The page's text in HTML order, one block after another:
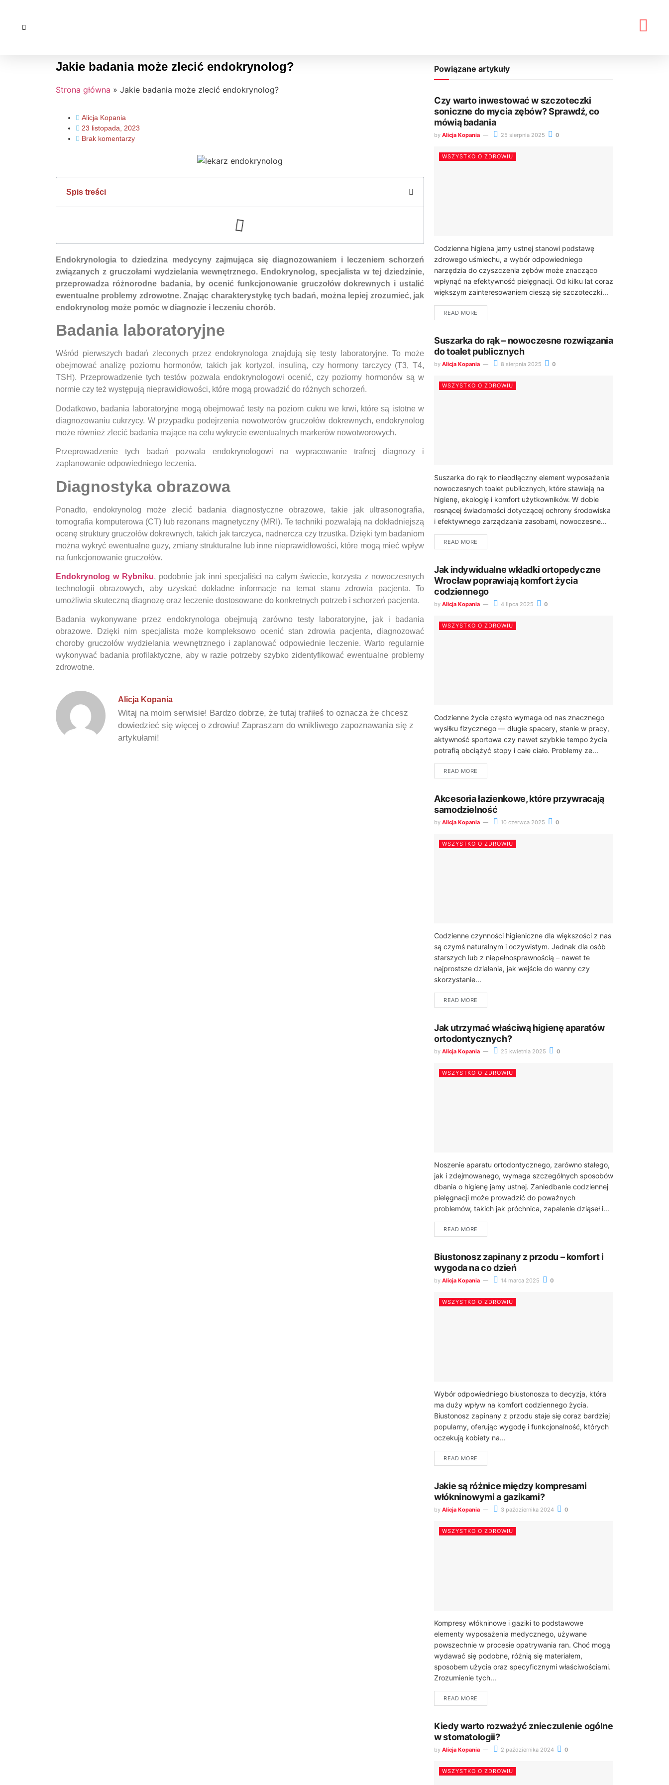
Jakie badania może zlecić endokrynolog?
Strona główna » Jakie badania może zlecić endokrynolog?
Alicja Kopania
23 listopada, 2023
Brak komentarzy
Spis treści
Endokrynologia to dziedzina medycyny zajmująca się diagnozowaniem i leczeniem schorzeń
związanych z gruczołami wydzielania wewnętrznego. Endokrynolog, specjalista w tej dziedzinie,
przeprowadza różnorodne badania, by ocenić funkcjonowanie gruczołów dokrewnych i ustalić
ewentualne problemy zdrowotne. Znając charakterystykę tych badań, można lepiej zrozumieć, jak
endokrynolog może pomóc w diagnozie i leczeniu chorób.
Badania laboratoryjne
Wśród pierwszych badań zleconych przez endokrynologa znajdują się testy laboratoryjne. To może
obejmować analizę poziomu hormonów, takich jak kortyzol, insuliną, czy hormony tarczycy (T3, T4,
TSH). Przeprowadzenie tych testów pozwala endokrynologowi ocenić, czy poziomy hormonów są w
normie czy też występują nieprawidłowości, które mogą prowadzić do różnych schorzeń.
Dodatkowo, badania laboratoryjne mogą obejmować testy na poziom cukru we krwi, które są istotne w
diagnozowaniu cukrzycy. W przypadku podejrzenia nowotworów gruczołów dokrewnych, endokrynolog
może również zlecić badania mające na celu wykrycie ewentualnych markerów nowotworowych.
Przeprowadzenie tych badań pozwala endokrynologowi na wypracowanie trafnej diagnozy i
zaplanowanie odpowiedniego leczenia.
Diagnostyka obrazowa
Ponadto, endokrynolog może zlecić badania diagnostyczne obrazowe, takie jak ultrasonografia,
tomografia komputerowa (CT) lub rezonans magnetyczny (MRI). Te techniki pozwalają na dokładniejszą
ocenę struktury gruczołów dokrewnych, takich jak tarczyca, nadnercza czy trzustka. Dzięki tym badaniom
można wykryć ewentualne guzy, zmiany strukturalne lub inne nieprawidłowości, które mogą mieć wpływ
na funkcjonowanie gruczołów.
Endokrynolog w Rybniku, podobnie jak inni specjaliści na całym świecie, korzysta z nowoczesnych
technologii obrazowych, aby uzyskać dokładne informacje na temat stanu zdrowia pacjenta. To
umożliwia skuteczną diagnozę oraz leczenie dostosowane do konkretnych potrzeb i schorzeń pacjenta.
Badania wykonywane przez endokrynologa obejmują zarówno testy laboratoryjne, jak i badania
obrazowe. Dzięki nim specjalista może kompleksowo ocenić stan zdrowia pacjenta, diagnozować
choroby gruczołów wydzielania wewnętrznego i zaplanować odpowiednie leczenie. Warto regularnie
wykonywać badania profilaktyczne, aby w razie potrzeby szybko zidentyfikować ewentualne problemy
zdrowotne.
Alicja Kopania
Witaj na moim serwisie! Bardzo dobrze, że tutaj trafiłeś to oznacza że chcesz
dowiedzieć się więcej o zdrowiu! Zapraszam do wnikliwego zapoznawania się z
artykułami!
Powiązane artykuły
Czy warto inwestować w szczoteczki
soniczne do mycia zębów? Sprawdź, co
mówią badania
by Alicja Kopania 25 sierpnia 2025 0
WSZYSTKO O ZDROWIU
Codzienna higiena jamy ustnej stanowi podstawę
zdrowego uśmiechu, a wybór odpowiedniego
narzędzia do czyszczenia zębów może znacząco
wpłynąć na efektywność pielęgnacji. Od kilku lat coraz
większym zainteresowaniem cieszą się szczoteczki...
READ MORE
Suszarka do rąk – nowoczesne rozwiązania
do toalet publicznych
by Alicja Kopania 8 sierpnia 2025 0
WSZYSTKO O ZDROWIU
Suszarka do rąk to nieodłączny element wyposażenia
nowoczesnych toalet publicznych, które stawiają na
higienę, ekologię i komfort użytkowników. W dobie
rosnącej świadomości dotyczącej ochrony środowiska
i efektywnego zarządzania zasobami, nowoczesne...
READ MORE
Jak indywidualne wkładki ortopedyczne
Wrocław poprawiają komfort życia
codziennego
by Alicja Kopania 4 lipca 2025 0
WSZYSTKO O ZDROWIU
Codzienne życie często wymaga od nas znacznego
wysiłku fizycznego — długie spacery, stanie w pracy,
aktywność sportowa czy nawet szybkie tempo życia
potrafią obciążyć stopy i całe ciało. Problemy ze...
READ MORE
Akcesoria łazienkowe, które przywracają
samodzielność
by Alicja Kopania 10 czerwca 2025 0
WSZYSTKO O ZDROWIU
Codzienne czynności higieniczne dla większości z nas
są czymś naturalnym i oczywistym. Jednak dla osób
starszych lub z niepełnosprawnością – nawet te
najprostsze działania, jak wejście do wanny czy
skorzystanie...
READ MORE
Jak utrzymać właściwą higienę aparatów
ortodontycznych?
by Alicja Kopania 25 kwietnia 2025 0
WSZYSTKO O ZDROWIU
Noszenie aparatu ortodontycznego, zarówno stałego,
jak i zdejmowanego, wymaga szczególnych sposobów
dbania o higienę jamy ustnej. Zaniedbanie codziennej
pielęgnacji może prowadzić do poważnych
problemów, takich jak próchnica, zapalenie dziąseł i...
READ MORE
Biustonosz zapinany z przodu – komfort i
wygoda na co dzień
by Alicja Kopania 14 marca 2025 0
WSZYSTKO O ZDROWIU
Wybór odpowiedniego biustonosza to decyzja, która
ma duży wpływ na komfort codziennego życia.
Biustonosz zapinany z przodu staje się coraz bardziej
popularny, oferując wygodę i funkcjonalność, których
oczekują kobiety na...
READ MORE
Jakie są różnice między kompresami
włókninowymi a gazikami?
by Alicja Kopania 3 października 2024 0
WSZYSTKO O ZDROWIU
Kompresy włókninowe i gaziki to podstawowe
elementy wyposażenia medycznego, używane
powszechnie w procesie opatrywania ran. Choć mogą
wydawać się podobne, różnią się materiałem,
sposobem użycia oraz specyficznymi właściwościami.
Zrozumienie tych...
READ MORE
Kiedy warto rozważyć znieczulenie ogólne
w stomatologii?
by Alicja Kopania 2 października 2024 0
WSZYSTKO O ZDROWIU